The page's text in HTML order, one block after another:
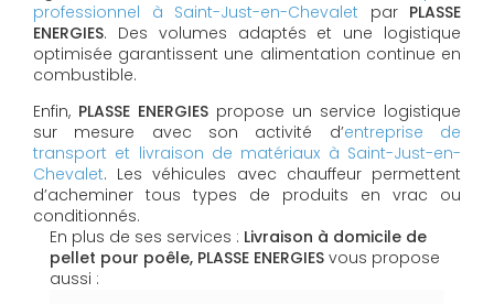
professionnel à Saint-Just-en-Chevalet par PLASSE
ENERGIES. Des volumes adaptés et une logistique
optimisée garantissent une alimentation continue en
combustible.
Enfin, PLASSE ENERGIES propose un service logistique
sur mesure avec son activité d’entreprise de
transport et livraison de matériaux à Saint-Just-en-
Chevalet. Les véhicules avec chauffeur permettent
d’acheminer tous types de produits en vrac ou
conditionnés.
En plus de ses services : Livraison à domicile de
pellet pour poêle, PLASSE ENERGIES vous propose
aussi :